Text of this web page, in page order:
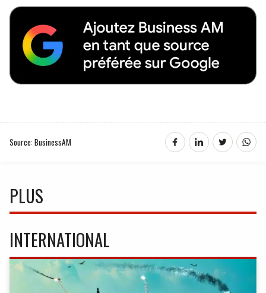
Source: BusinessAM
PLUS
INTERNATIONAL